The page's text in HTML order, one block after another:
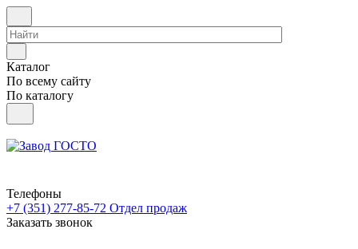
Каталог
По всему сайту
По каталогу
Телефоны
+7 (351) 277-85-72 Отдел продаж
Заказать звонок